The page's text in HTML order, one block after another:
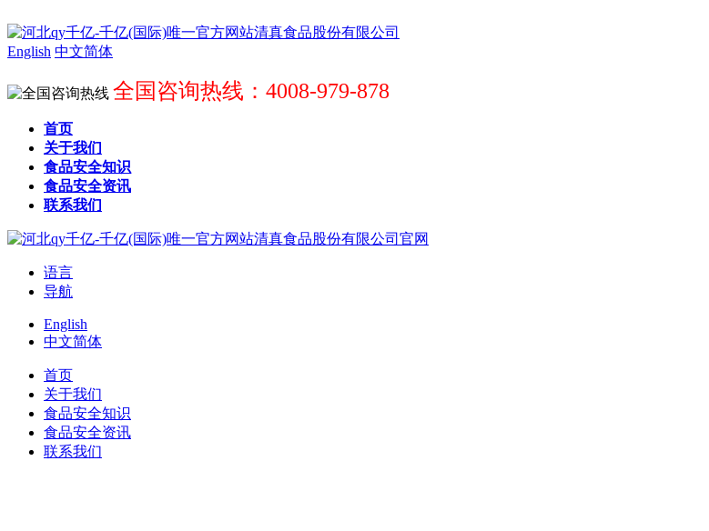
English 中文简体
全国咨询热线：4008-979-878
首页
关于我们
食品安全知识
食品安全资讯
联系我们
语言
导航
English
中文简体
首页
关于我们
食品安全知识
食品安全资讯
联系我们